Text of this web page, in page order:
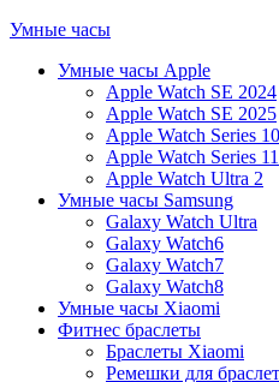
Умные часы
Умные часы Apple
Apple Watch SE 2024
Apple Watch SE 2025
Apple Watch Series 10
Apple Watch Series 11
Apple Watch Ultra 2
Умные часы Samsung
Galaxy Watch Ultra
Galaxy Watch6
Galaxy Watch7
Galaxy Watch8
Умные часы Xiaomi
Фитнес браслеты
Браслеты Xiaomi
Ремешки для